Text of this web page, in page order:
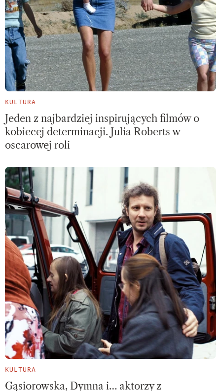
KULTURA
Jeden z najbardziej inspirujących filmów o
kobiecej determinacji. Julia Roberts w
oscarowej roli
KULTURA
Gąsiorowska, Dymna i… aktorzy z